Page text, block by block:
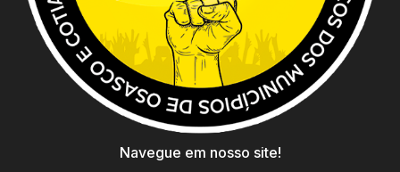
Navegue em nosso site!